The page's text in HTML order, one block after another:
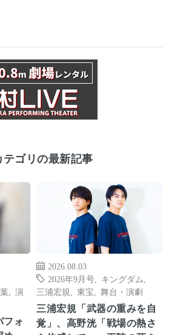
テゴリの最新記事
演
フォ
2026.08.03
2026年9月号
キングダム
三浦宏規
東宝 舞台・演劇
三浦宏規「武器の重みを自
覚」、高野洸「戦場の熱さ